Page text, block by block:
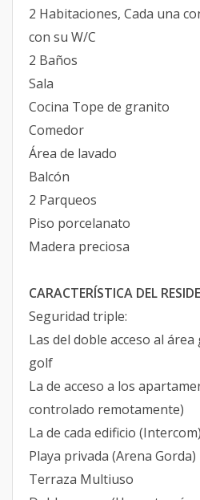
2 Habitaciones, Cada una
con su W/C
2 Baños
Sala
Cocina Tope de granito
Comedor
Área de lavado
Balcón
2 Parqueos
Piso porcelanato
Madera preciosa
CARACTERÍSTICA DEL
Seguridad triple:
Las del doble acceso al
golf
La de acceso a los
controlado remotamente)
La de cada edificio (Intercom)
Playa privada (Arena Gorda)
Terraza Multiuso